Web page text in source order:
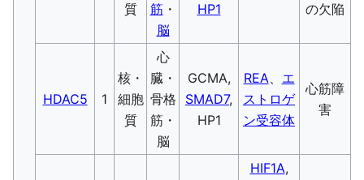
質
筋・
脳
HP1
の欠陥
HDAC5 1
核・
細胞
質
心
臓・
骨格
筋・
脳
GCMA,
SMAD7,
HP1
REA、 エ
ストロゲ
ン受容体
心筋障
害
HIF1A,